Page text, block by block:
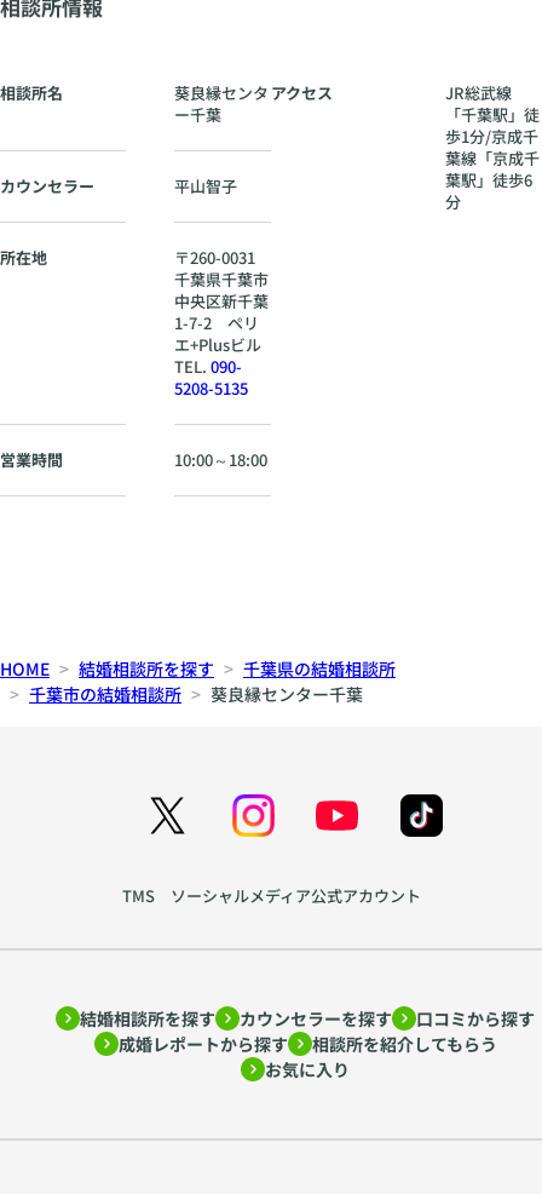
相談所情報
相談所名
葵良縁センタ
ー千葉
カウンセラー 平山智子
所在地 〒260-0031
千葉県千葉市
中央区新千葉
1-7-2 ペリ
エ+Plusビル
TEL. 090-
5208-5135
営業時間 10:00～18:00
アクセス
JR総武線
「千葉駅」徒
歩1分/京成千
葉線「京成千
葉駅」徒歩6
分
HOME 結婚相談所を探す
千葉県の結婚相談所
千葉市の結婚相談所
葵良縁センター千葉
TMS ソーシャルメディア公式アカウント
結婚相談所を探す カウンセラーを探す
口コミから探す
成婚レポートから探す
相談所を紹介してもらう
お気に入り